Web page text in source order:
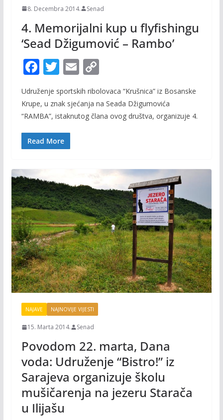
8. Decembra 2014. Senad
4. Memorijalni kup u flyfishingu
‘Sead Džigumović – Rambo’
F
ac
e
b
o
o
T
itt
er
E
m
ai
l
C
o
p
y
Udruženje sportskih ribolovaca “Krušnica” iz Bosanske
Krupe, u znak sjećanja na Seada Džigumovića
“RAMBA”, istaknutog člana ovog društva, organizuje 4.
Read More
NAJAVE NAJNOVIJE VIJESTI
15. Marta 2014. Senad
Povodom 22. marta, Dana
voda: Udruženje “Bistro!” iz
Sarajeva organizuje školu
mušičarenja na jezeru Starača
u Ilijašu